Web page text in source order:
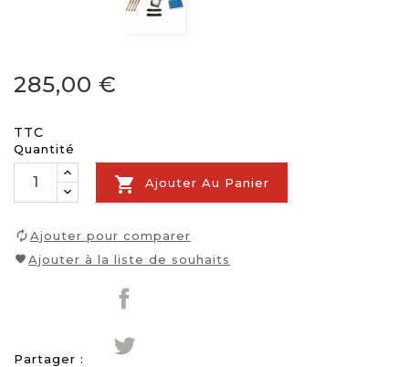
285,00 €
TTC
Quantité
 Ajouter Au Panier
Ajouter pour comparer
Ajouter à la liste de souhaits
Partager :